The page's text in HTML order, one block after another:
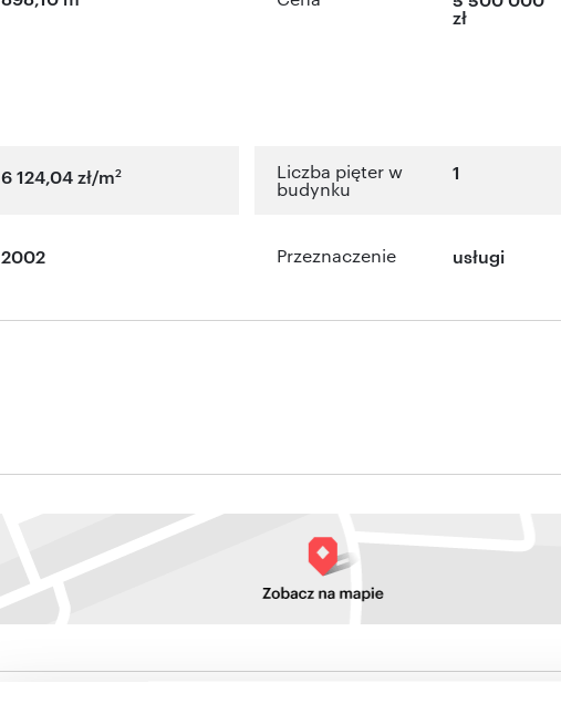
zł
6 124,04 zł/m2 Liczba pięter w
budynku
1
2002 Przeznaczenie usługi